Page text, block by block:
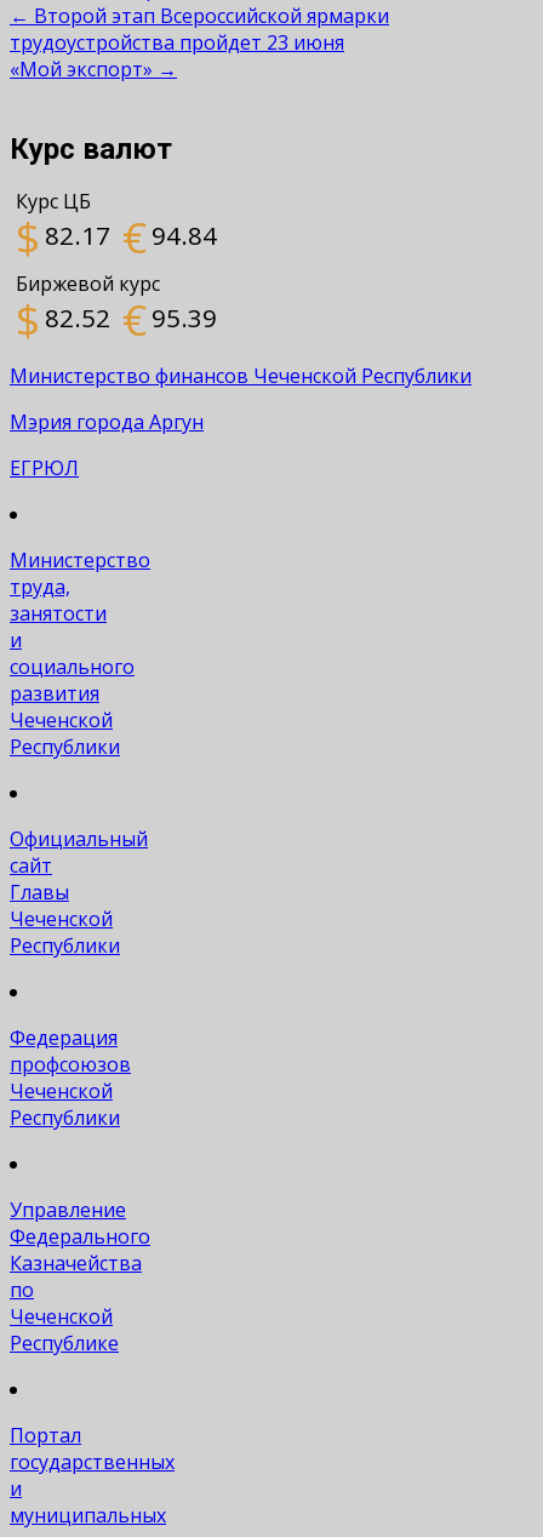
Post
navigation
← Второй этап Всероссийской ярмарки
трудоустройства пройдет 23 июня
«Мой экспорт» →
Курс валют
Курс ЦБ
$ 82.17 €94.84
Биржевой курс
$ 82.52 €95.39
Министерство финансов Чеченской Республики
Мэрия города Аргун
ЕГРЮЛ
Министерство
труда,
занятости
и
социального
развития
Чеченской
Республики
Официальный
сайт
Главы
Чеченской
Республики
Федерация
профсоюзов
Чеченской
Республики
Управление
Федерального
Казначейства
по
Чеченской
Республике
Портал
государственных
и
муниципальных